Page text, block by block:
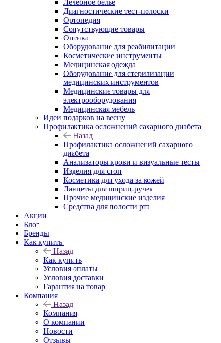
Лечебное белье
Диагностические тест-полоски
Ортопедия
Сопутствующие товары
Оптика
Оборудование для реабилитации
Косметические инструменты
Медицинская одежда
Оборудование для стерилизации
медицинских инструментов
Медицинские товары для
электрооборудования
Медицинская мебель
Идеи подарков на весну
Профилактика осложнений сахарного диабета
Назад
Профилактика осложнений сахарного
диабета
Анализаторы крови и визуальные тесты
Изделия для стоп
Косметика для ухода за кожей
Ланцеты для шприц-ручек
Прочие медицинские изделия
Средства для полости рта
Акции
Блог
Бренды
Как купить
Назад
Как купить
Условия оплаты
Условия доставки
Гарантия на товар
Компания
Назад
Компания
О компании
Новости
Отзывы